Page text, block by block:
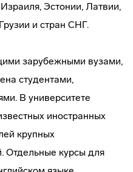
Эстонии, Латвии,
и стран СНГ.
зарубежными вузами,
студентами,
В университете
иностранных
крупных
Отдельные курсы для